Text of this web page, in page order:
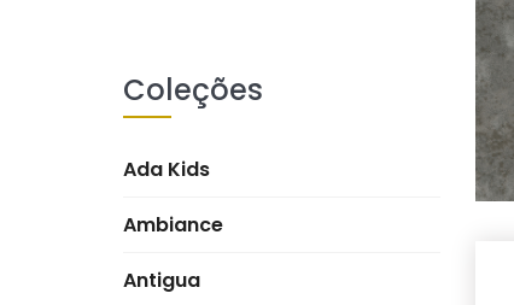
Coleções
Ada Kids
Ambiance
Antigua